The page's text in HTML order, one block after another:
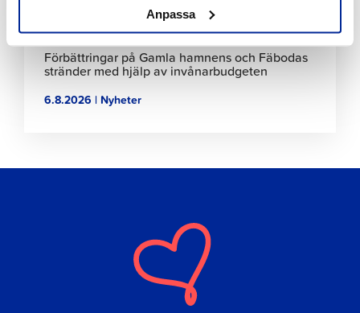
Anpassa
Förbättringar på Gamla hamnens och Fäbodas
stränder med hjälp av invånarbudgeten
6.8.2026 | Nyheter